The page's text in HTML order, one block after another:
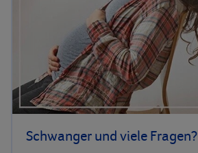
Schwanger und viele Fragen?